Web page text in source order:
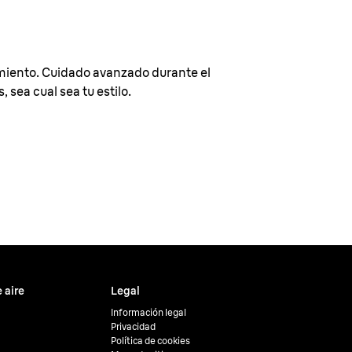
Cuidado avanzado durante el
sea cual sea tu estilo.
aire Legal
Información legal
Privacidad
Política de cookies